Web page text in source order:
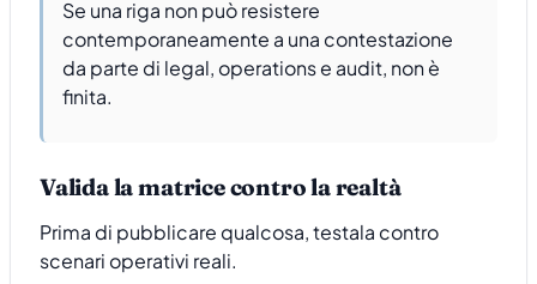
Se una riga non può resistere
contemporaneamente a una contestazione
da parte di legal, operations e audit, non è
finita.
Valida la matrice contro la realtà
Prima di pubblicare qualcosa, testala contro
scenari operativi reali.